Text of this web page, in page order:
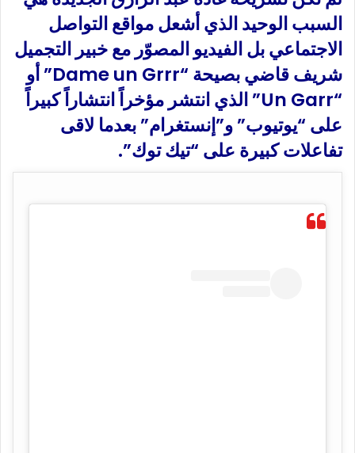
السبب الوحيد الذي أشعل مواقع التواصل
الاجتماعي بل الفيديو المصوّر مع خبير التجميل
شريف قاضي بصيحة “Dame un Grrr” أو
“Un Garr” الذي انتشر مؤخراً انتشاراً كبيراً
على “يوتيوب” و”إنستغرام” بعدما لاقى
تفاعلات كبيرة على “تيك توك”.